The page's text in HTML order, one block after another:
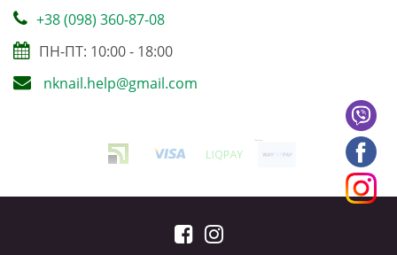
+38 (098) 360-87-08
ПН-ПТ: 10:00 - 18:00
nknail.help@gmail.com